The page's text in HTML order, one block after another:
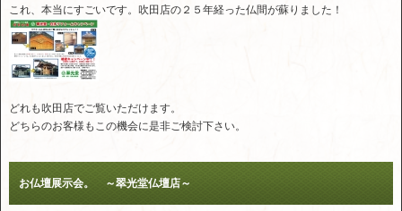
これ、本当にすごいです。吹田店の２５年経った仏間が蘇りました！
どれも吹田店でご覧いただけます。
どちらのお客様もこの機会に是非ご検討下さい。
お仏壇展示会。 ～翠光堂仏壇店～